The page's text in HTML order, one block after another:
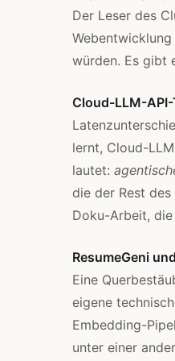
Der Leser des
würden. Es gibt
Cloud-LLM-
lernt, Cloud-
lautet:
die der Rest
Doku-Arbeit,
ResumeGeni
Eine
eigene
Embedding-
unter einer